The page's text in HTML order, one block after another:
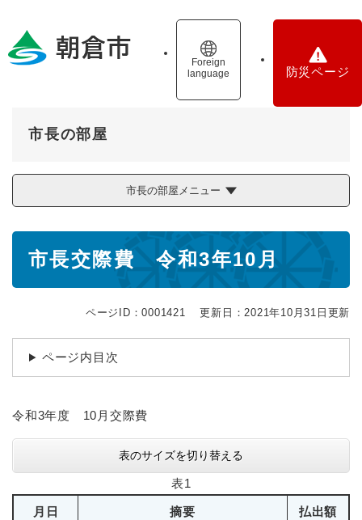
の
Foreign
language
防災ページ
市長の部屋
市長の部屋メニュー
市長交際費 令和3年10月
ページID：0001421 更新日：2021年10月31日更新
ページ内目次
令和3年度 10月交際費
表のサイズを切り替える
表1
月日 摘要 払出額